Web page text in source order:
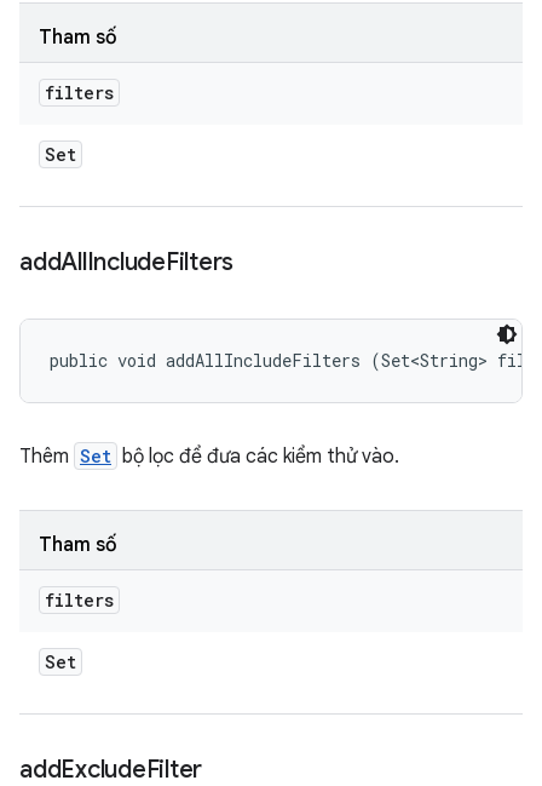
Tham số
filters
Set
addAllIncludeFilters
public void addAllIncludeFilters (Set<String>
Thêm Set bộ lọc để đưa các kiểm thử vào.
Tham số
filters
Set
addExcludeFilter